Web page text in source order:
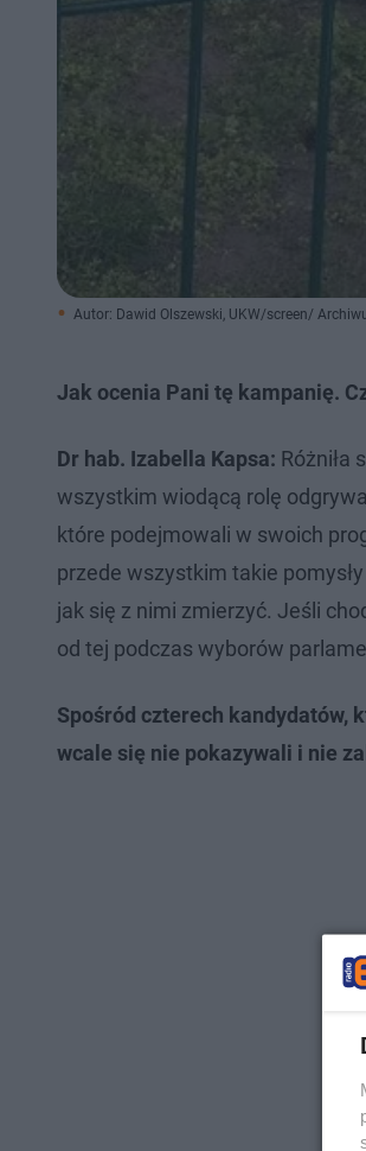
Autor: Dawid Olszewski, UKW/screen/
Jak ocenia Pani tę kampanię.
Dr hab. Izabella Kapsa: Różniła
wszystkim wiodącą rolę
które podejmowali w swoich
przede wszystkim takie
jak się z nimi zmierzyć. Jeśli
od tej podczas wyborów
Spośród czterech kandydatów,
wcale się nie pokazywali i nie